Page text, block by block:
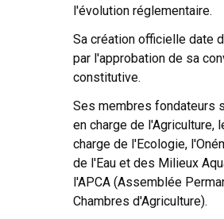
l'évolution réglementaire.
Sa création officielle date
par l'approbation de sa
constitutive.
Ses membres fondateurs
en charge de l'Agriculture,
charge de l'Ecologie,
de l'Eau et des Milieux
l'APCA (Assemblée
Chambres d'Agriculture).